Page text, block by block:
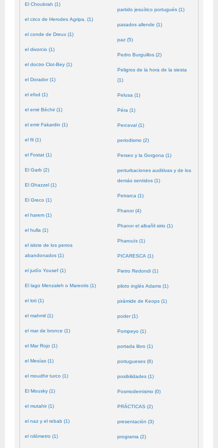
El Choubrah (1)
el circo de Herodes Agripa. (1)
el conde de Dreux (1)
el divorcio (1)
el doctro Clot-Bey (1)
el Dorador (1)
el efod (1)
el emir Béchir (1)
el emir Fakardin (1)
el fil (1)
el Fostat (1)
El Garb (2)
El Ghazzel (1)
El Greco (1)
el harem (1)
el hulla (1)
el islote de los perros
abandonados (1)
el judío Yousef (1)
El lago Menzaleh o Mareotis (1)
el loti (1)
el mahmil (1)
el mar de bronce (1)
el Mar Rojo (1)
el Mesías (1)
el moudhir turco (1)
El Mousky (1)
el mutahir (1)
el naz y el rebab (1)
el nilómetro (1)
partido jesuítico portugués (1)
pasados allende (1)
paz (5)
Pedro Burguillos (2)
Peligros de la hora de la siesta
(1)
Pelusa (1)
Péra (1)
Perceval (1)
periodismo (2)
Perseo y la Gorgona (1)
perturbaciones auditivas y de los
demás sentidos (1)
Petrarca (1)
Phanor (4)
Phanor el albañil sirio (1)
Pharouïs (1)
PICARESCA (1)
Pietro Redondi (1)
piloto inglés Adams (1)
pirámide de Keops (1)
poder (1)
Pompeyo (1)
portada libro (1)
portugueses (6)
posibilidades (1)
Posmodernismo (0)
PRÁCTICAS (2)
presentación (3)
programa (2)